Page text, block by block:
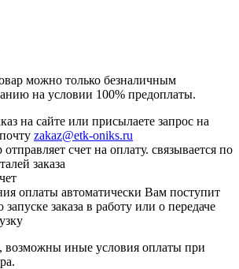
можно только безналичным
на условии 100% предоплаты.
на сайте или присылаете запрос на
zakaz@etk-oniks.ru
счет на оплату. связывается по
заказа
оплаты автоматически Вам поступит
заказа в работу или о передаче
возможны иные условия оплаты при